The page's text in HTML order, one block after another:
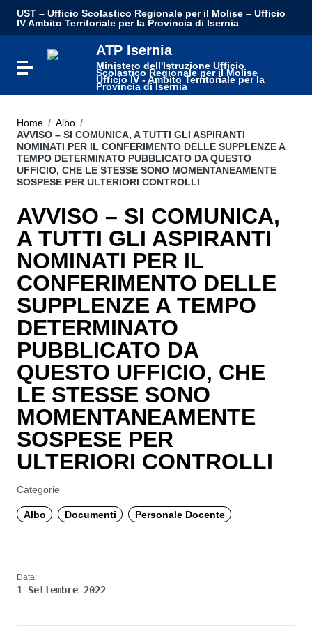
UST – Ufficio Scolastico Regionale per il Molise – Ufficio
IV Ambito Territoriale per la Provincia di Isernia
Attiva / disattiva la navigazione
ATP Isernia
Ministero dell'Istruzione Ufficio
Scolastico Regionale per il Molise
Ufficio IV - Ambito Territoriale per la
Provincia di Isernia
Home / Albo /
AVVISO – SI COMUNICA, A TUTTI GLI ASPIRANTI
NOMINATI PER IL CONFERIMENTO DELLE SUPPLENZE A
TEMPO DETERMINATO PUBBLICATO DA QUESTO
UFFICIO, CHE LE STESSE SONO MOMENTANEAMENTE
SOSPESE PER ULTERIORI CONTROLLI
AVVISO – SI COMUNICA,
A TUTTI GLI ASPIRANTI
NOMINATI PER IL
CONFERIMENTO DELLE
SUPPLENZE A TEMPO
DETERMINATO
PUBBLICATO DA
QUESTO UFFICIO, CHE
LE STESSE SONO
MOMENTANEAMENTE
SOSPESE PER
ULTERIORI CONTROLLI
Categorie
Albo Documenti Personale Docente
Data:
1 Settembre 2022